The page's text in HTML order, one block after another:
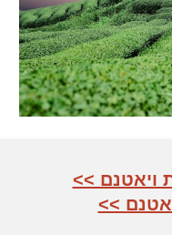
ויאטנם >>
>>